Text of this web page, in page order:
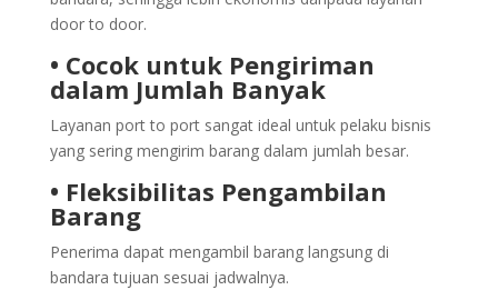
door to door.
• Cocok untuk Pengiriman
dalam Jumlah Banyak
Layanan port to port sangat ideal untuk pelaku bisnis
yang sering mengirim barang dalam jumlah besar.
• Fleksibilitas Pengambilan
Barang
Penerima dapat mengambil barang langsung di
bandara tujuan sesuai jadwalnya.